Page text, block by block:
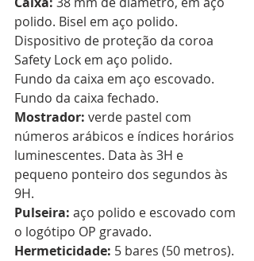
polido. Bisel em aço polido.
Dispositivo de proteção da coroa
Safety Lock em aço polido.
Fundo da caixa em aço escovado.
Fundo da caixa fechado.
Mostrador: verde pastel com
números arábicos e índices horários
luminescentes. Data às 3H e
pequeno ponteiro dos segundos às
9H.
Pulseira: aço polido e escovado com
o logótipo OP gravado.
Hermeticidade: 5 bares (50 metros).